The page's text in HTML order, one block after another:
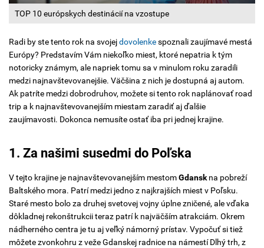
TOP 10 európskych destinácií na vzostupe
Radi by ste tento rok na svojejdovolenkespoznali zaujímavé mestá
Európy? Predstavím Vám niekoľko miest, ktoré nepatria k tým
notoricky známym, ale napriek tomu sa v minulom roku zaradili
medzi najnavštevovanejšie. Väčšina z nich je dostupná aj autom.
Ak patríte medzi dobrodruhov, možete si tento rok naplánovať road
trip a k najnavštevovanejším miestam zaradiť aj ďalšie
zaujímavosti. Dokonca nemusíte ostať iba pri jednej krajine.
1. Za našimi susedmi do Poľska
V tejto krajine je najnavštevovanejším mestomGdanskna pobreží
Baltského mora. Patrí medzi jedno z najkrajších miest v Poľsku.
Staré mesto bolo za druhej svetovej vojny úplne zničené, ale vďaka
dôkladnej rekonštrukcii teraz patrí k najväčším atrakciám. Okrem
nádherného centra je tu aj veľký námorný prístav. Vypočuť si tiež
môžete zvonkohru z veže Gdanskej radnice na námestí Dlhý trh, z